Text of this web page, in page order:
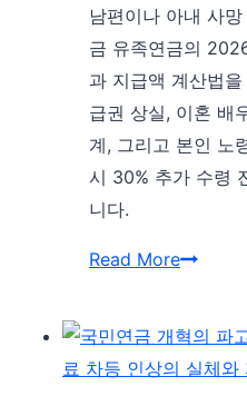
데
이
트)
루’
재
설
계
와
노
산
리
의
남편이나 아내 사
금 유족연금의
과 지급액 계산법
급권 상실, 이혼 배
계, 그리고 본인 노
시 30% 추가 수령
니다.
Read More남